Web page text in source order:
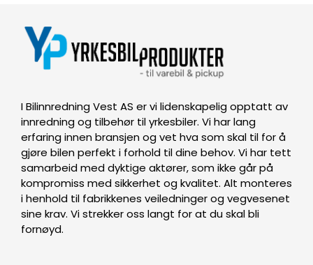
I Bilinnredning Vest AS er vi lidenskapelig opptatt av
innredning og tilbehør til yrkesbiler. Vi har lang
erfaring innen bransjen og vet hva som skal til for å
gjøre bilen perfekt i forhold til dine behov. Vi har tett
samarbeid med dyktige aktører, som ikke går på
kompromiss med sikkerhet og kvalitet. Alt monteres
i henhold til fabrikkenes veiledninger og vegvesenet
sine krav. Vi strekker oss langt for at du skal bli
fornøyd.